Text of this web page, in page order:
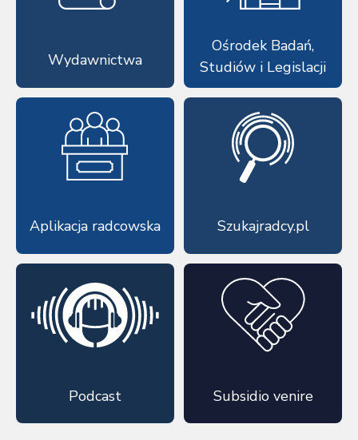
Wydawnictwa
Ośrodek Badań,
Studiów i Legislacji
Aplikacja radcowska Szukajradcy.pl
Podcast Subsidio venire